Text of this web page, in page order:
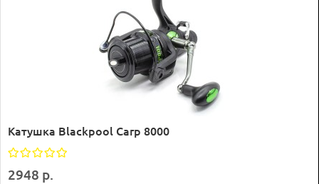
Катушка Blackpool Carp 8000
2948 р.